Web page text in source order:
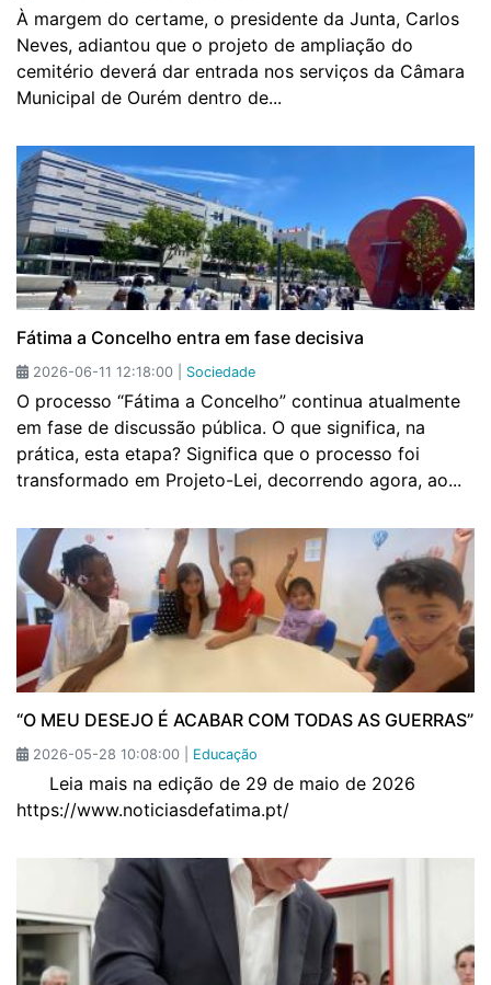
À margem do certame, o presidente da Junta, Carlos
Neves, adiantou que o projeto de ampliação do
cemitério deverá dar entrada nos serviços da Câmara
Municipal de Ourém dentro de...
Fátima a Concelho entra em fase decisiva
2026-06-11 12:18:00 | Sociedade
O processo “Fátima a Concelho” continua atualmente
em fase de discussão pública. O que significa, na
prática, esta etapa? Significa que o processo foi
transformado em Projeto-Lei, decorrendo agora, ao...
“O MEU DESEJO É ACABAR COM TODAS AS GUERRAS”
2026-05-28 10:08:00 | Educação
Leia mais na edição de 29 de maio de 2026
https://www.noticiasdefatima.pt/